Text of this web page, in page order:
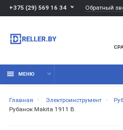
+375 (29) 569 16 34 Обратный
МЕНЮ
Главная Электроинструмент
Рубанок Makita 1911 B